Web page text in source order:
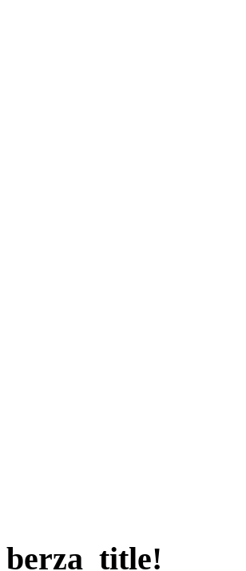
berza_title!